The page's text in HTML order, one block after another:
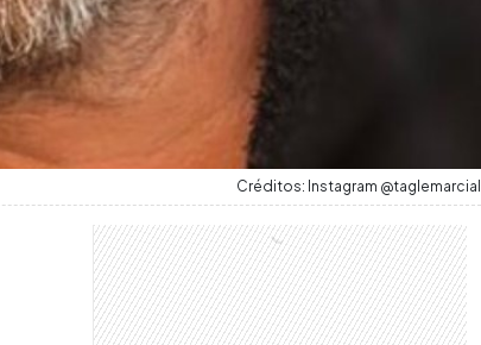
Créditos: Instagram @taglemarcial